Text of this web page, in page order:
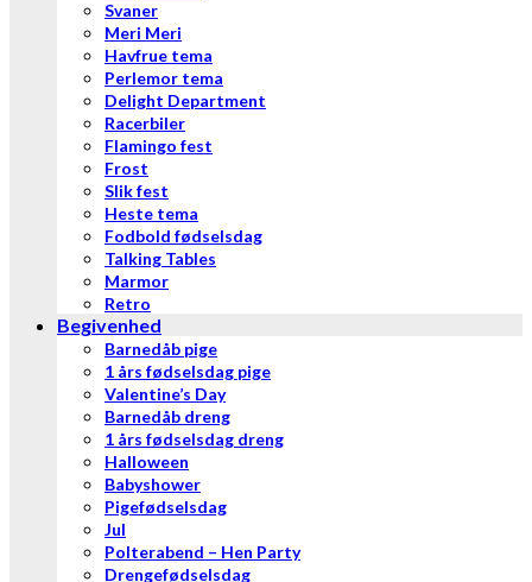
Svaner
Meri Meri
Havfrue tema
Perlemor tema
Delight Department
Racerbiler
Flamingo fest
Frost
Slik fest
Heste tema
Fodbold fødselsdag
Talking Tables
Marmor
Retro
Begivenhed
Barnedåb pige
1 års fødselsdag pige
Valentine’s Day
Barnedåb dreng
1 års fødselsdag dreng
Halloween
Babyshower
Pigefødselsdag
Jul
Polterabend – Hen Party
Drengefødselsdag